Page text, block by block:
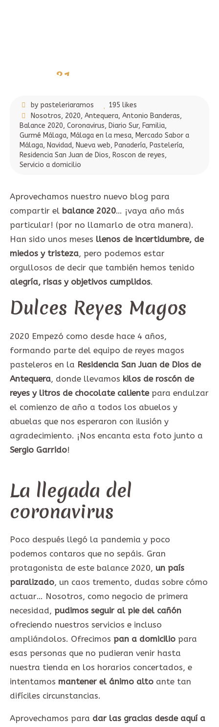
31
by pasteleriaramos
195 likes
Nosotros, 2020, Antequera, Antonio Banderas,
Balance 2020, Coronavirus, Diario Sur, Familia,
Gurmé Málaga, Málaga en la mesa, Mercado Sabor a
Málaga, Navidad, Nueva web, Panadería, Pastelería,
Residencia San Juan de Dios, Roscon de reyes,
Servicio a domicilio
Aprovechamos nuestro nuevo blog para
compartir el balance 2020… ¡vaya año más
particular! (por no llamarlo de otra manera).
Han sido unos meses llenos de incertidumbre, de
miedos y tristeza, pero podemos estar
orgullosos de decir que también hemos tenido
alegría, risas y objetivos cumplidos.
Dulces Reyes Magos
2020 Empezó como desde hace 4 años,
formando parte del equipo de reyes magos
pasteleros en la Residencia San Juan de Dios de
Antequera, donde llevamos kilos de roscón de
reyes y litros de chocolate calientepara endulzar
el comienzo de año a todos los abuelos y
abuelas que nos esperaron con ilusión y
agradecimiento. ¡Nos encanta esta foto junto a
Sergio Garrido!
La llegada del
coronavirus
Poco después llegó la pandemia y poco
podemos contaros que no sepáis. Gran
protagonista de este balance 2020, un país
paralizado, un caos tremento, dudas sobre cómo
actuar… Nosotros, como negocio de primera
necesidad, pudimos seguir al pie del cañón
ofreciendo nuestros servicios e incluso
ampliándolos. Ofrecimos pan a domicilio para
esas personas que no pudieran venir hasta
nuestra tienda en los horarios concertados, e
intentamos mantener el ánimo alto ante tan
difíciles circunstancias.
Aprovechamos para dar las gracias desde aquí a